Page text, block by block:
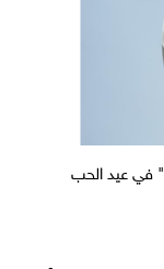
في عيد الحب